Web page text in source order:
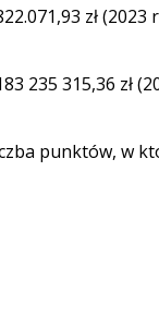
zł (2023
315,36 zł
punktów, w